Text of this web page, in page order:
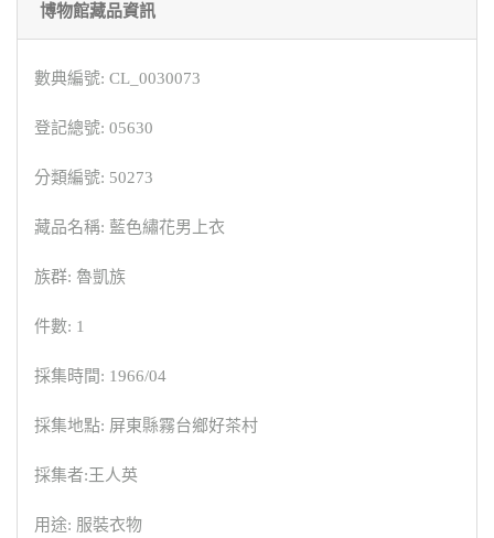
博物館藏品資訊
數典編號: CL_0030073
登記總號: 05630
分類編號: 50273
藏品名稱: 藍色繡花男上衣
族群: 魯凱族
件數: 1
採集時間: 1966/04
採集地點: 屏東縣霧台鄉好茶村
採集者:王人英
用途: 服裝衣物